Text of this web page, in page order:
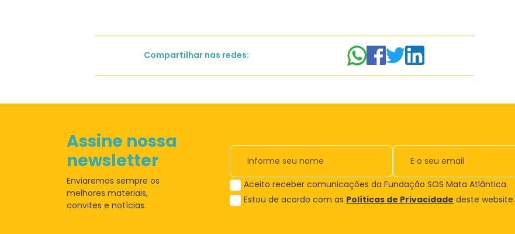
Compartilhar nas redes:
Assine nossa
newsletter
Enviaremos sempre os
melhores materiais,
convites e notícias.
Aceito receber comunicações da Fundação SOS Mata Atlântica.
Estou de acordo com as Políticas de Privacidade deste website.